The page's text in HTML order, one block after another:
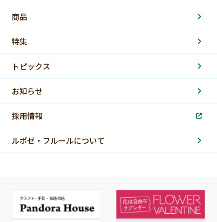
商品
特集
トピックス
お知らせ
採用情報
ルポゼ・フルールについて